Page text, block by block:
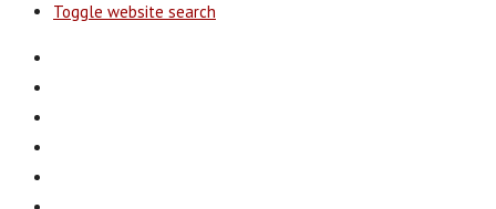
Toggle website search